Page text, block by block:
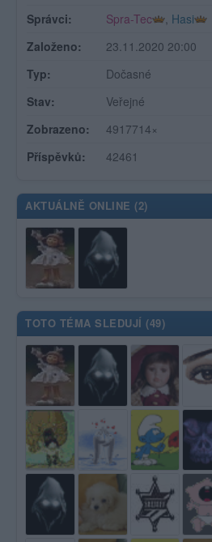
Správci:
Spra-Tec , Hasi
Založeno:
23.11.2020 20:00
Typ:
Dočasné
Stav:
Veřejné
Zobrazeno:
4917714×
Příspěvků:
42461
AKTUÁLNĚ ONLINE (2)
TOTO TÉMA SLEDUJÍ (49)